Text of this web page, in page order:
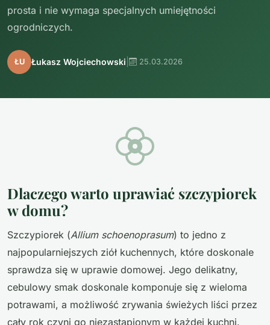
prosta i nie wymaga specjalnych umiejętności
ogrodniczych.
ŁU Łukasz Wojciechowski 25.03.2026
Dlaczego warto uprawiać szczypiorek
w domu?
Szczypiorek (Allium schoenoprasum) to jedno z
najpopularniejszych ziół kuchennych, które doskonale
sprawdza się w uprawie domowej. Jego delikatny,
cebulowy smak doskonale komponuje się z wieloma
potrawami, a możliwość zrywania świeżych liści przez
cały rok czyni go niezastąpionym w każdej kuchni.